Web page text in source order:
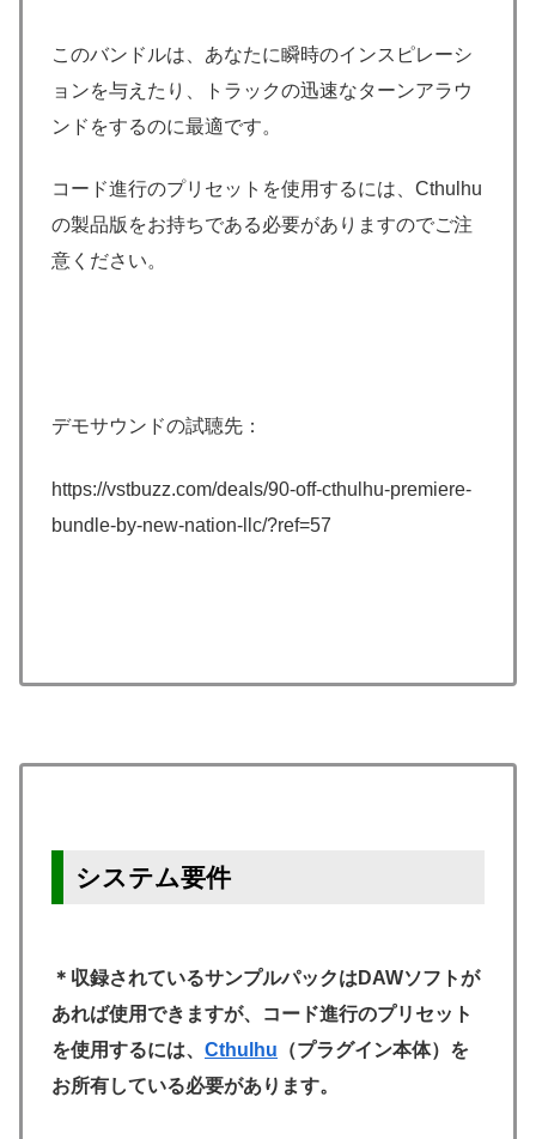
このバンドルは、あなたに瞬時のインスピレーシ
ョンを与えたり、トラックの迅速なターンアラウ
ンドをするのに最適です。
コード進行のプリセットを使用するには、Cthulhu
の製品版をお持ちである必要がありますのでご注
意ください。
デモサウンドの試聴先：
https://vstbuzz.com/deals/90-off-cthulhu-premiere-
bundle-by-new-nation-llc/?ref=57
システム要件
＊収録されているサンプルパックはDAWソフトが
あれば使用できますが、コード進行のプリセット
を使用するには、 Cthulhu （プラグイン本体）を
お所有している必要があります。